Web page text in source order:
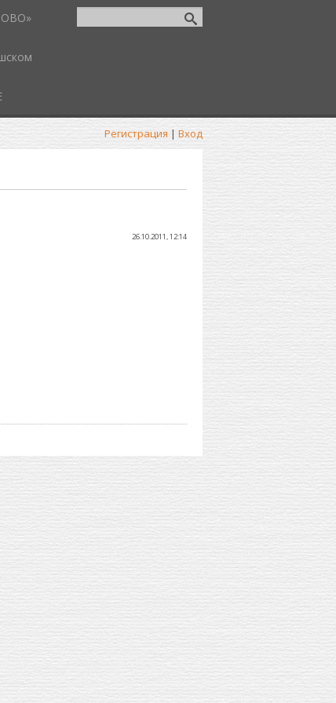
Регистрация | Вход
26.10.2011, 12:14